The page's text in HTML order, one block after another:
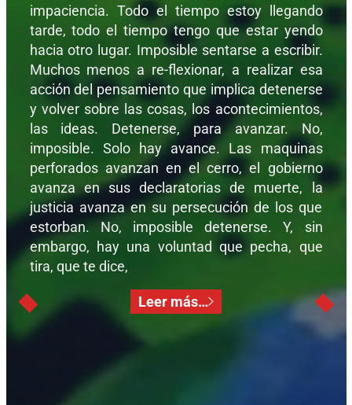
impaciencia. Todo el tiempo estoy llegando
tarde, todo el tiempo tengo que estar yendo
hacia otro lugar. Imposible sentarse a escribir.
Muchos menos a re-flexionar, a realizar esa
acción del pensamiento que implica detenerse
y volver sobre las cosas, los acontecimientos,
las ideas. Detenerse, para avanzar. No,
imposible. Solo hay avance. Las maquinas
perforados avanzan en el cerro, el gobierno
avanza en sus declaratorias de muerte, la
justicia avanza en su persecución de los que
estorban. No, imposible detenerse. Y, sin
embargo, hay una voluntad que pecha, que
tira, que te dice,
Leer más…